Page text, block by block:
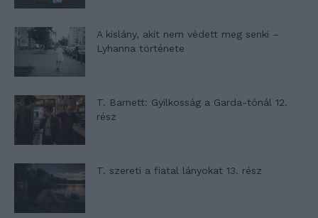
A kislány, akit nem védett meg senki –
Lyhanna története
T. Barnett: Gyilkosság a Garda-tónál 12.
rész
T. szereti a fiatal lányokat 13. rész